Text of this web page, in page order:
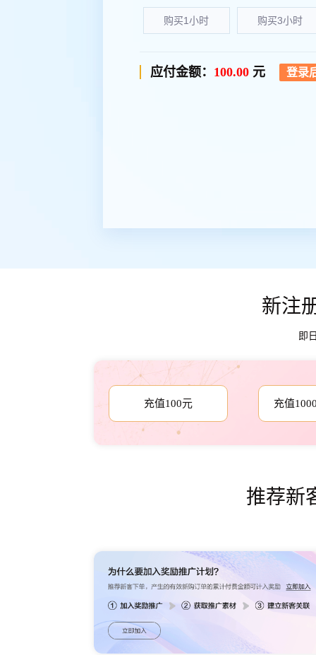
购买1小时 购买3小时
应付金额： 100.00元
新注
即
充值100元 充值
推荐新